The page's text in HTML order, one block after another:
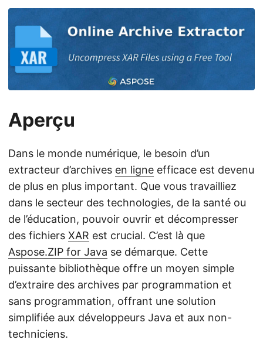
t
Aperçu
Dans le monde numérique, le besoin d’un
extracteur d’archives en ligne efficace est devenu
de plus en plus important. Que vous travailliez
dans le secteur des technologies, de la santé ou
de l’éducation, pouvoir ouvrir et décompresser
des fichiers XAR est crucial. C’est là que
Aspose.ZIP for Java se démarque. Cette
puissante bibliothèque offre un moyen simple
d’extraire des archives par programmation et
sans programmation, offrant une solution
simplifiée aux développeurs Java et aux non-
techniciens.